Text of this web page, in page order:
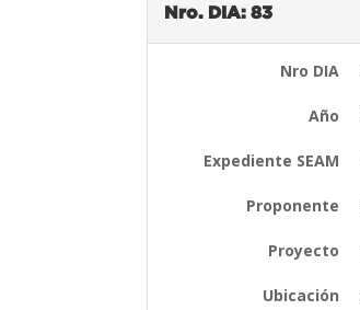
Nro. DIA: 83
Nro DIA
Año
Expediente SEAM
Proponente
Proyecto
Ubicación